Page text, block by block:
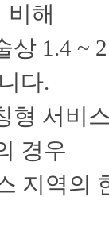
비해
상 1.4 ~
다.
형 서비
경우
지역의